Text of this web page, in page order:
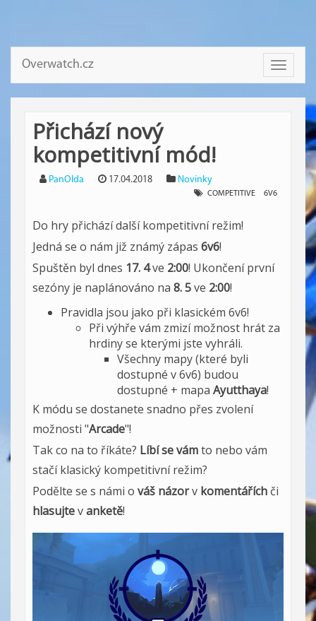
Toggle
Overwatch.cz
Přichází nový
kompetitivní mód!
PanOlda 17.04.2018 Novinky
COMPETITIVE 6V6
Do hry přichází další kompetitivní režim!
Jedná se o nám již známý zápas 6v6!
Spuštěn byl dnes 17. 4ve 2:00! Ukončení první
sezóny je naplánováno na 8. 5ve 2:00!
Pravidla jsou jako při klasickém 6v6!
Při výhře vám zmizí možnost hrát za
hrdiny se kterými jste vyhráli.
Všechny mapy (které byli
dostupné v 6v6) budou
dostupné + mapa Ayutthaya!
K módu se dostanete snadno přes zvolení
možnosti "Arcade"!
Tak co na to říkáte? Líbí se vámto nebo vám
stačí klasický kompetitivní režim?
Podělte se s námi o váš názorv komentářích či
hlasujtevanketě!